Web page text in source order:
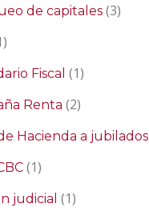
de capitales (3)
Fiscal (1)
Renta (2)
Hacienda a jubilados
(1)
judicial (1)